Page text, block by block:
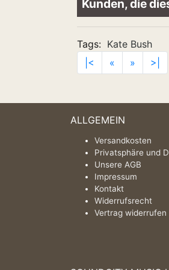
Kunden, die
Tags: Kate Bush
|<
« » >|
ALLGEMEIN
Versandkosten
Privatsphäre und
Unsere AGB
Impressum
Kontakt
Widerrufsrecht
Vertrag widerrufen